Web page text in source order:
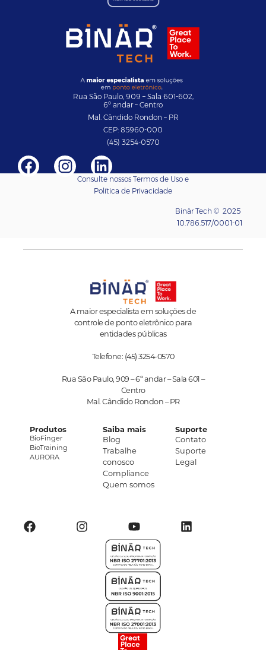
Rua São Paulo, 909 – Sala 601-602,
6º andar – Centro
Mal. Cândido Rondon – PR
CEP: 85960-000
(45) 3254-0570
Consulte nossos Termos de Uso e
Política de Privacidade
Binär Tech © 2025
10.786.517/0001-01
A maior especialista em soluções de
controle de ponto eletrônico para
entidades públicas
Telefone: (45) 3254-0570
Rua São Paulo, 909 – 6º andar – Sala 601 –
Centro
Mal. Cândido Rondon – PR
Produtos
BioFinger
BioTraining
AURORA
Saiba mais
Blog
Trabalhe
conosco
Compliance
Quem somos
Suporte
Contato
Suporte
Legal